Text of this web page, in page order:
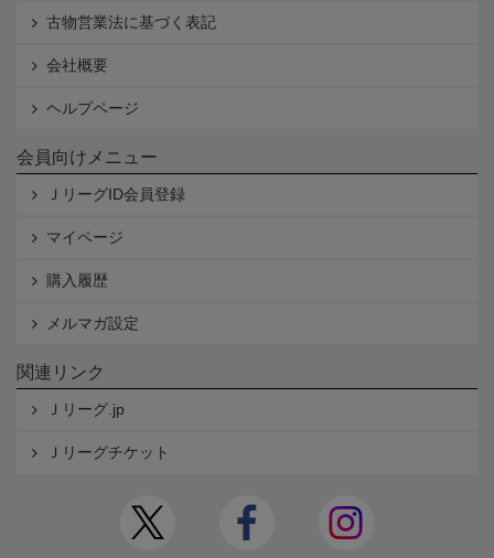
古物営業法に基づく表記
会社概要
ヘルプページ
会員向けメニュー
ＪリーグID会員登録
マイページ
購入履歴
メルマガ設定
関連リンク
Ｊリーグ.jp
Ｊリーグチケット